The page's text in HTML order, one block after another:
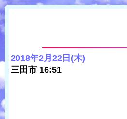
2018年2月22日(木)
三田市 16:51